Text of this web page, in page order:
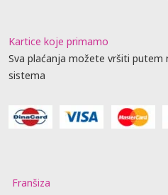
Kartice koje primamo
Sva plaćanja možete vršiti putem
sistema
Franšiza